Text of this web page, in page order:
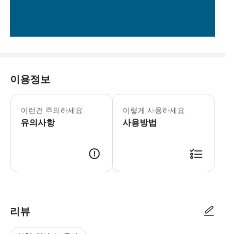
이용정보
이런건 주의하세요
유의사항
이렇게 사용하세요
사용방법
리뷰